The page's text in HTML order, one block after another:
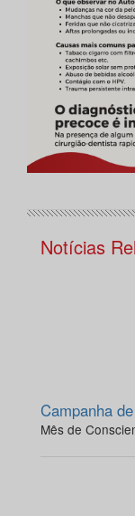
Notícias
Campanha
Mês de